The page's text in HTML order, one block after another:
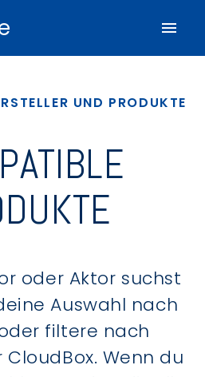
UND PRODUKTE
oder Aktor suchst
Auswahl nach
filtere nach
Wenn du